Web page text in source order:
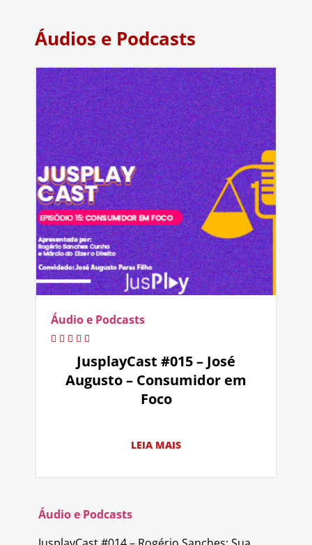
Áudios e Podcasts
Áudio e Podcasts
JusplayCast #015 – José
Augusto – Consumidor em
Foco
LEIA MAIS
Áudio e Podcasts